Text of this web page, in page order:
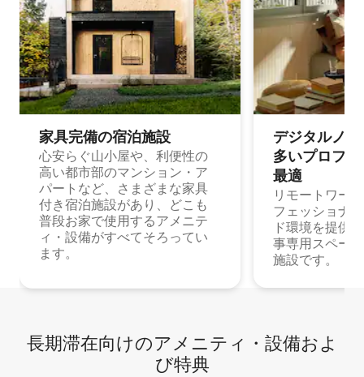
家具完備の宿⁠泊⁠施⁠設
心安らぐ山小屋や、利便性の
高い都市部のマンション・ア
パートなど、さまざまな家具
付き宿泊施設があり、どこも
普段お家で使用するアメニテ
ィ・設備がすべてそろってい
ます。
デジタルノ
多⁠いプ⁠ロ⁠フ⁠
最⁠適
リモートワー
フェッショナ
ド環境を提供
事専用スペー
施設です。
長期滞在向け⁠のア⁠メ⁠ニ⁠テ⁠ィ⁠・設⁠備⁠およ
び特⁠典